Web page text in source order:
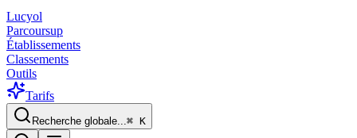
Lucyol
Parcoursup
Établissements
Classements
Outils
Tarifs
Recherche globale...⌘ K